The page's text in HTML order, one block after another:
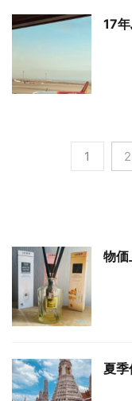
17
1 2
物
夏季